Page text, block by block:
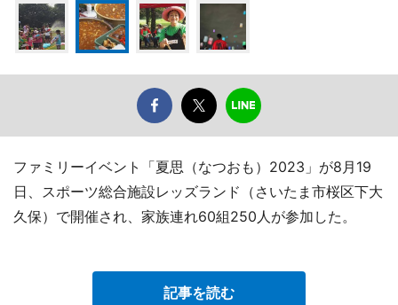
ファミリーイベント「夏思（なつおも）2023」が8月19
日、スポーツ総合施設レッズランド（さいたま市桜区下大
久保）で開催され、家族連れ60組250人が参加した。
記事を読む